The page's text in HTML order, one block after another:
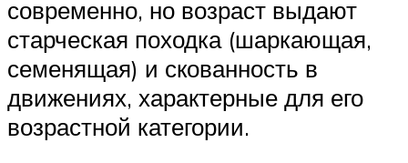
современно, но возраст выдают
старческая походка (шаркающая,
семенящая) и скованность в
движениях, характерные для его
возрастной категории.